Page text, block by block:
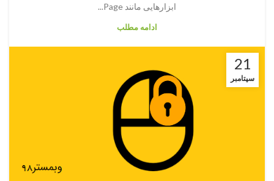
ابزارهایی مانند Page...
ادامه مطلب
21
سپتامبر